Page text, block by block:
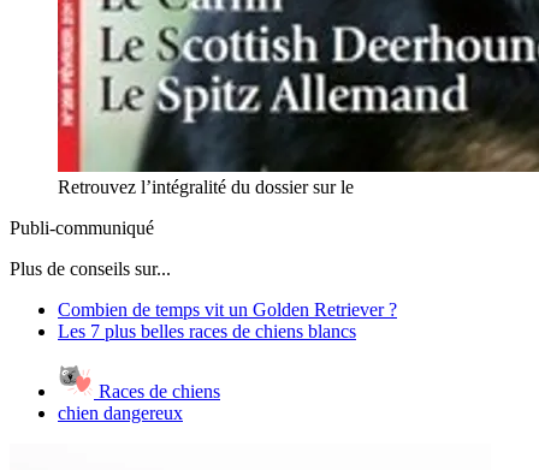
Retrouvez l’intégralité du dossier sur le
Publi-communiqué
Plus de conseils sur...
Combien de temps vit un Golden Retriever ?
Les 7 plus belles races de chiens blancs
Races de chiens
chien dangereux